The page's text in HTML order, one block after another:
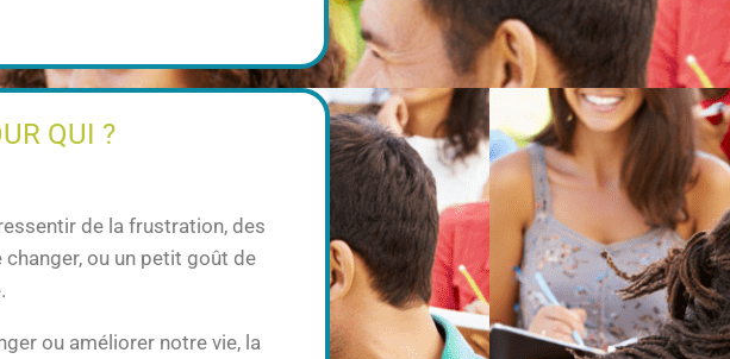
QUI ?
de la frustration, des
ou un petit goût de
ou améliorer notre vie, la